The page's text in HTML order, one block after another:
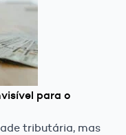
para o
tributária, mas